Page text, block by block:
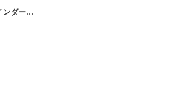
革micro5スクエアバインダー手帳 “ メロン・イチゴシェイク 昼下がりのお茶会” 本革